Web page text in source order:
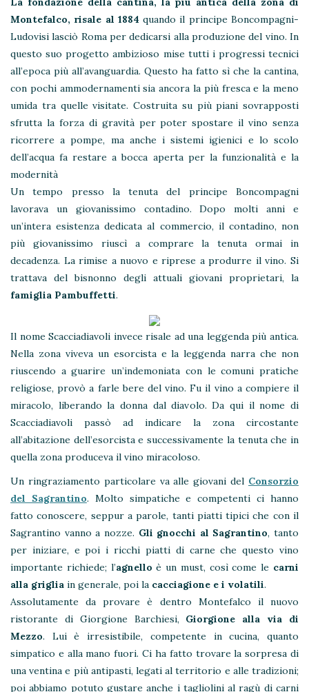
Montefalco, risale al 1884 quando il principe Boncompagni-
Ludovisi lasciò Roma per dedicarsi alla produzione del vino. In
questo suo progetto ambizioso mise tutti i progressi tecnici
all’epoca più all’avanguardia. Questo ha fatto sì che la cantina,
con pochi ammodernamenti sia ancora la più fresca e la meno
umida tra quelle visitate. Costruita su più piani sovrapposti
sfrutta la forza di gravità per poter spostare il vino senza
ricorrere a pompe, ma anche i sistemi igienici e lo scolo
dell’acqua fa restare a bocca aperta per la funzionalità e la
modernità
Un tempo presso la tenuta del principe Boncompagni
lavorava un giovanissimo contadino. Dopo molti anni e
un’intera esistenza dedicata al commercio, il contadino, non
più giovanissimo riuscì a comprare la tenuta ormai in
decadenza. La rimise a nuovo e riprese a produrre il vino. Si
trattava del bisnonno degli attuali giovani proprietari, la
famiglia Pambuffetti.
Il nome Scacciadiavoli invece risale ad una leggenda più antica.
Nella zona viveva un esorcista e la leggenda narra che non
riuscendo a guarire un’indemoniata con le comuni pratiche
religiose, provò a farle bere del vino. Fu il vino a compiere il
miracolo, liberando la donna dal diavolo. Da qui il nome di
Scacciadiavoli passò ad indicare la zona circostante
all’abitazione dell’esorcista e successivamente la tenuta che in
quella zona produceva il vino miracoloso.
Un ringraziamento particolare va alle giovani del Consorzio
del Sagrantino. Molto simpatiche e competenti ci hanno
fatto conoscere, seppur a parole, tanti piatti tipici che con il
Sagrantino vanno a nozze. Gli gnocchi al Sagrantino, tanto
per iniziare, e poi i ricchi piatti di carne che questo vino
importante richiede; l’agnello è un must, così come le carni
alla griglia in generale, poi la cacciagione e i volatili.
Assolutamente da provare è dentro Montefalco il nuovo
ristorante di Giorgione Barchiesi, Giorgione alla via di
Mezzo. Lui è irresistibile, competente in cucina, quanto
simpatico e alla mano fuori. Ci ha fatto trovare la sorpresa di
una ventina e più antipasti, legati al territorio e alle tradizioni;
poi abbiamo potuto gustare anche i tagliolini al ragù di carni